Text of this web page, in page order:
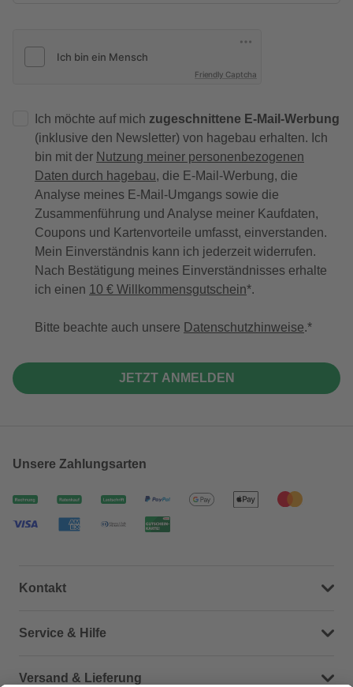
Friendly Captcha
Ich möchte auf mich zugeschnittene E-Mail-Werbung
(inklusive den Newsletter) von hagebau erhalten. Ich
bin mit der Nutzung meiner personenbezogenen
Daten durch hagebau, die E-Mail-Werbung, die
Analyse meines E-Mail-Umgangs sowie die
Zusammenführung und Analyse meiner Kaufdaten,
Coupons und Kartenvorteile umfasst, einverstanden.
Mein Einverständnis kann ich jederzeit widerrufen.
Nach Bestätigung meines Einverständnisses erhalte
ich einen 10 € Willkommensgutschein*.
Bitte beachte auch unsere Datenschutzhinweise.
JETZT ANMELDEN
Unsere Zahlungsarten
Kontakt
Dein Kontakt zu uns
Service & Hilfe
Häufige Fragen (FAQ)
Versand & Lieferung